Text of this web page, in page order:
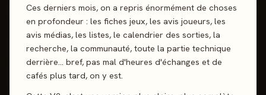
Ces derniers mois, on a repris énormément de choses
en profondeur : les fiches jeux, les avis joueurs, les
avis médias, les listes, le calendrier des sorties, la
recherche, la communauté, toute la partie technique
derrière… bref, pas mal d'heures d'échanges et de
cafés plus tard, on y est.
1 joueurs 14 ans+ 5 min Affrontement Exploration
J'ai joué Envie de jouer Wishlist
Donner mon avis